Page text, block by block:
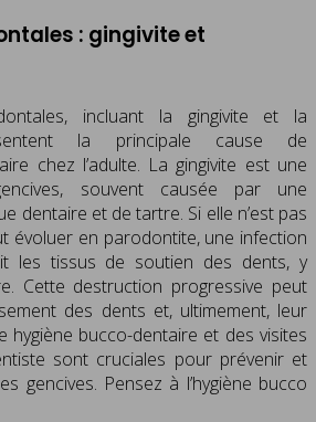
: gingivite et
incluant la gingivite et la
la principale cause de
chez l’adulte. La gingivite est une
souvent causée par une
dentaire et de tartre. Si elle n’est pas
évoluer en parodontite, une infection
les tissus de soutien des dents, y
Cette destruction progressive peut
des dents et, ultimement, leur
hygiène bucco-dentaire et des visites
sont cruciales pour prévenir et
gencives. Pensez à l’hygiène bucco